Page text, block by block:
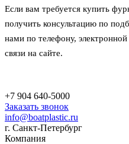
Если вам требуется купить
получить консультацию по
нами по телефону,
связи на сайте.
+7 904 640-5000
Заказать звонок
info@boatplastic.ru
г. Санкт-Петербург
Компания